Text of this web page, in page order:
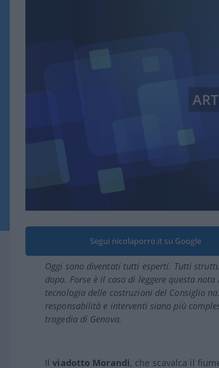
Segui nicolaporro.it su Google
Oggi sono diventati tutti esperti. Tutti
dopo. Forse è il caso di leggere questa
tecnologia delle costruzioni del Consiglio
responsabilità e interventi siano più
tragedia di Genova.
Il viadotto Morandi, che scavalca il